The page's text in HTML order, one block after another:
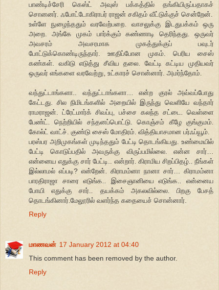
பாண்டிச்சேரி கெஸ்ட் அவுஸ் பக்கத்தில் தங்கியிருப்பதாகச்
சொனனர். ஃபோட்டோகிராபர் ராஜன் சகிதம் வீட்டுக்குச் சென்றேன்.
உள்ளே நுழைந்ததும் வரவேற்பறை. வாசலுக்கு இடதுபக்கம் ஒரு
அறை. அங்கே முகம் பார்க்கும் கண்ணாடி தெரிந்தது. ஒருவர்
அவசரம் அவசரமாக முகத்துக்குப் பவுடர்
போட்டுக்கொண்டிருந்தார். ஊதிப்போன முகம். பெரிய சைஸ்
கண்கள். வகிடு எடுத்து சீவிய தலை. வேட்டி கட்டிய முதியவர்
ஒருவர் எங்களை வரவேற்று, உட்காரச் சொன்னார். அமர்ந்தோம்.
வந்துட்டாங்களா.. வந்துட்டாங்களா… என்ற குரல் அவ்வப்போது
கேட்டது. சில நிமிடங்களில் அறையில் இருந்து வெளியே வந்தார்
ராமராஜன். ட்ரேட்மார்க் சிவப்பு, பச்சை கலந்த சட்டை. வெள்ளை
பேண்ட். நெற்றியில் சந்தனப்பொட்டு. கொஞ்சம் கீழே குங்குமம்.
கோல்ட் வாட்ச். குண்டு சைஸ் மோதிரம். வித்தியாசமான பர்ஃப்யூம்.
பரஸ்பர அறிமுகங்கள் முடிந்ததும் பேட்டி தொடங்கியது. உண்மையில்
பேட்டி கொடுப்பதில் அவருக்கு விருப்பமில்லை. என்ன சார்…
என்னைய எதுக்கு சார் பேட்டி.. என்றார். கிராமிய சிறப்பிதழ்.. நீங்கள்
இல்லாமல் எப்படி? என்றேன். கிராமம்னா நானா சார்… கிராமம்னா
பாரதிராஜா சாரை எடுங்க.. இசைஞானியை எடுங்க.. என்னைய
போயி எதுக்கு சார்.. தயக்கம் அகலவில்லை. பிறகு பேசத்
தொடங்கினார்.மேலூரில் வளர்ந்த கதையைச் சொன்னார்.
Reply
மாணவன் 17 January 2012 at 04:40
This comment has been removed by the author.
Reply